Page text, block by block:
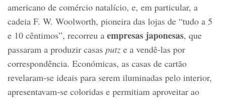
americano de comércio natalício, e, em particular, a
cadeia F. W. Woolworth, pioneira das lojas de “tudo a 5
e 10 cêntimos”, recorreu a empresas japonesas, que
passaram a produzir casas putz e a vendê-las por
correspondência. Económicas, as casas de cartão
revelaram-se ideais para serem iluminadas pelo interior,
apresentavam-se coloridas e permitiam aproveitar ao